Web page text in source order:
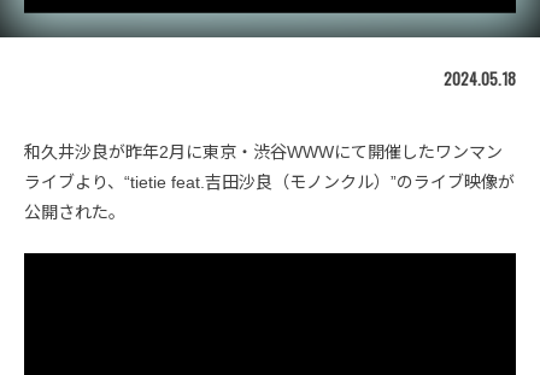
2024.05.18
和久井沙良が昨年2月に東京・渋谷WWWにて開催したワンマン
ライブより、“tietie feat.吉田沙良（モノンクル）”のライブ映像が
公開された。